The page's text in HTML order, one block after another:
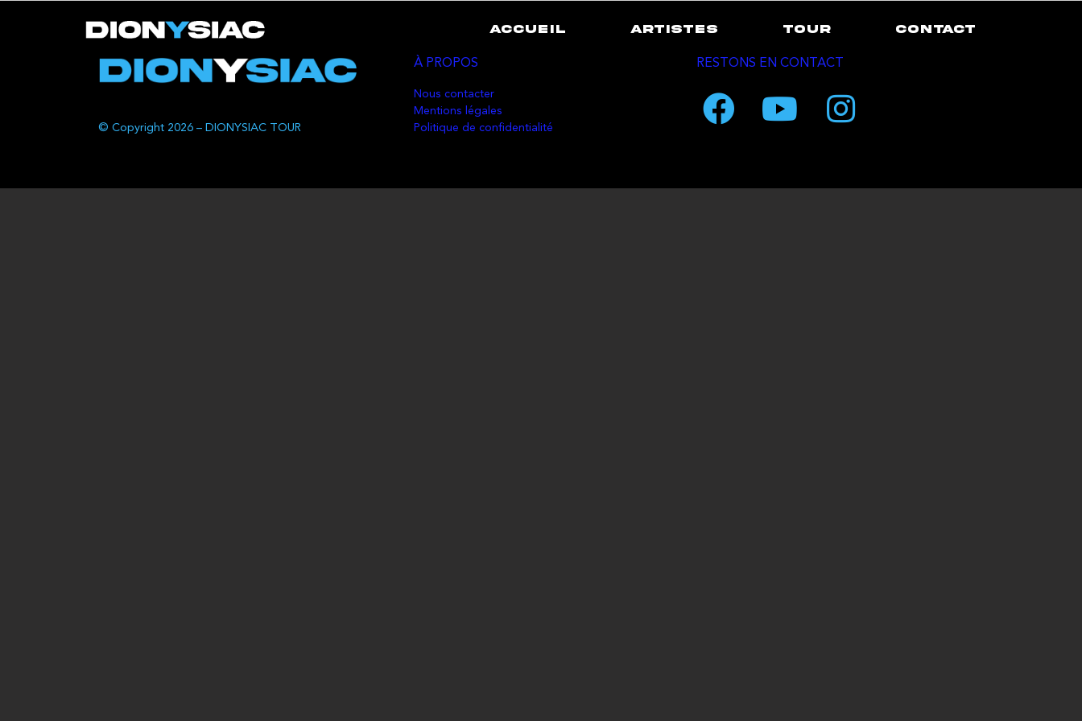
ACCUEIL ARTISTES TOUR CONTACT
© Copyright 2026 – DIONYSIAC TOUR
À PROPOS
Nous contacter
Mentions légales
Politique de confidentialité
RESTONS EN CONTACT